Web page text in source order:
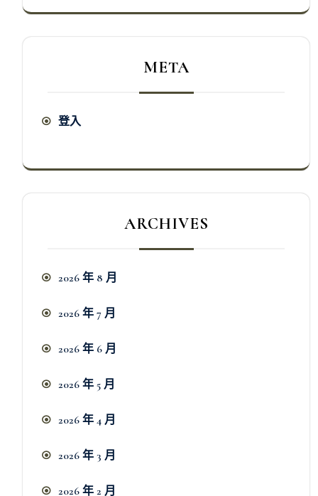
META
登入
ARCHIVES
2026 年 8 月
2026 年 7 月
2026 年 6 月
2026 年 5 月
2026 年 4 月
2026 年 3 月
2026 年 2 月